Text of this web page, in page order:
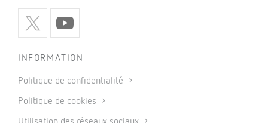
INFORMATION
Politique de confidentialité
Politique de cookies